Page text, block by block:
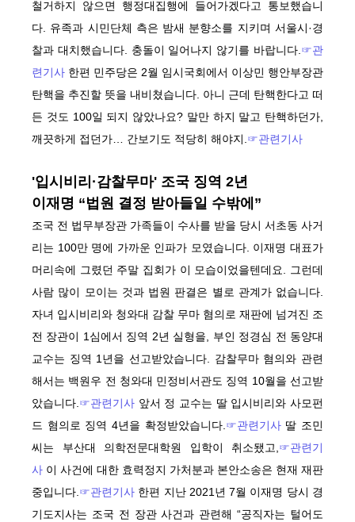
철거하지 않으면 행정대집행에 들어가겠다고 통보했습니
다. 유족과 시민단체 측은 밤새 분향소를 지키며 서울시·경
찰과 대치했습니다. 충돌이 일어나지 않기를 바랍니다. ☞관
련기사 한편 민주당은 2월 임시국회에서 이상민 행안부장관
탄핵을 추진할 뜻을 내비쳤습니다. 아니 근데 탄핵한다고 떠
든 것도 100일 되지 않았나요? 말만 하지 말고 탄핵하던가,
깨끗하게 접던가… 간보기도 적당히 해야지. ☞관련기사
'입시비리·감찰무마' 조국 징역 2년
이재명 “법원 결정 받아들일 수밖에”
조국 전 법무부장관 가족들이 수사를 받을 당시 서초동 사거
리는 100만 명에 가까운 인파가 모였습니다. 이재명 대표가
머리속에 그렸던 주말 집회가 이 모습이었을텐데요. 그런데
사람 많이 모이는 것과 법원 판결은 별로 관계가 없습니다.
자녀 입시비리와 청와대 감찰 무마 혐의로 재판에 넘겨진 조
전 장관이 1심에서 징역 2년 실형을, 부인 정경심 전 동양대
교수는 징역 1년을 선고받았습니다. 감찰무마 혐의와 관련
해서는 백원우 전 청와대 민정비서관도 징역 10월을 선고받
았습니다. ☞관련기사 앞서 정 교수는 딸 입시비리와 사모펀
드 혐의로 징역 4년을 확정받았습니다. ☞관련기사 딸 조민
씨는 부산대 의학전문대학원 입학이 취소됐고, ☞관련기
사 이 사건에 대한 효력정지 가처분과 본안소송은 현재 재판
중입니다. ☞관련기사 한편 지난 2021년 7월 이재명 당시 경
기도지사는 조국 전 장관 사건과 관련해 “공직자는 털어도